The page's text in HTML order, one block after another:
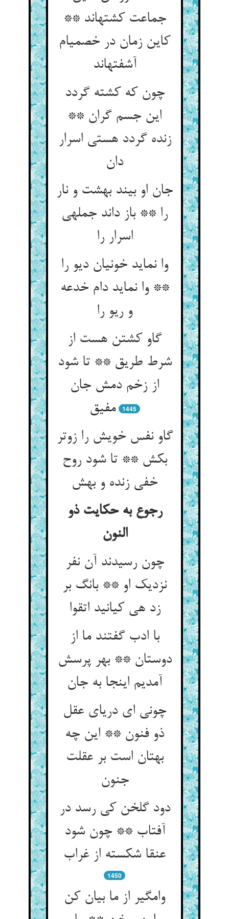
جماعت کشته‏اند **
کاین زمان در خصمی‏ام
آشفته‏اند
چون که کشته گردد
این جسم گران **
زنده گردد هستی اسرار
دان‏
جان او بیند بهشت و نار
را ** باز داند جمله‏ی
اسرار را
وا نماید خونیان دیو را
** وا نماید دام خدعه
و ریو را
گاو کشتن هست از
شرط طریق ** تا شود
از زخم دمش جان
مفیق‏
1445
گاو نفس خویش را زوتر
بکش ** تا شود روح
خفی زنده و بهش‏
رجوع به حکایت ذو
النون‏
چون رسیدند آن نفر
نزدیک او ** بانگ بر
زد هی کیانید اتقوا
با ادب گفتند ما از
دوستان ** بهر پرسش
آمدیم اینجا به جان‏
چونی ای دریای عقل
ذو فنون ** این چه
بهتان است بر عقلت
جنون‏
دود گلخن کی رسد در
آفتاب ** چون شود
عنقا شکسته از غراب‏
1450
وامگیر از ما بیان کن